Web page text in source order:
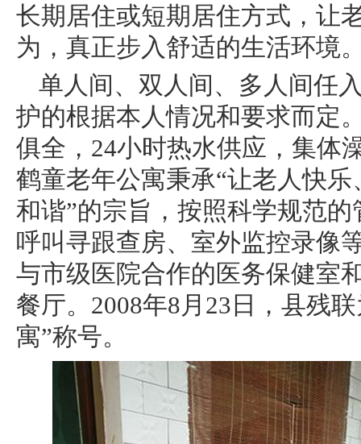
长期居住或短期居住方式，让
为，真正步入舒适的生活环境
单人间、双人间、多人间任
护的根据本人情况和要求而定
俱全，24小时热水供应，集体
鹤童老年公寓秉承“让老人快
和谐”的宗旨，按照科学规范
呼叫寻跟查房、室外监控录像
与市级医院合作的医务保健室
餐厅。2008年8月23日，县残
寓”称号。